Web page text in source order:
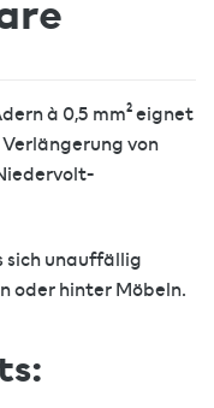
à 0,5 mm² eignet
von
sich unauffällig
oder hinter Möbeln.